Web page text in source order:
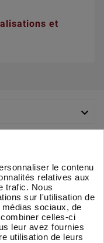
et



le contenu
relatives aux
trafic. Nous
sur l'utilisation de
sociaux, de
celles-ci
leur avez fournies
utilisation de leurs